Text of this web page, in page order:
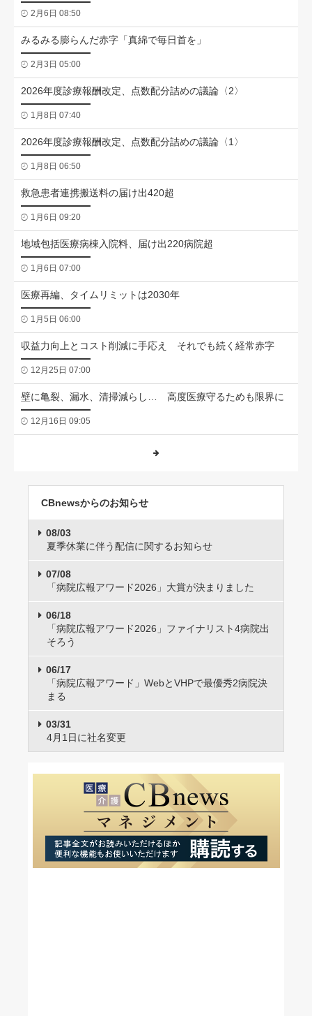
2月6日 08:50
みるみる膨らんだ赤字「真綿で毎日首を」
2月3日 05:00
2026年度診療報酬改定、点数配分詰めの議論〈2〉
1月8日 07:40
2026年度診療報酬改定、点数配分詰めの議論〈1〉
1月8日 06:50
救急患者連携搬送料の届け出420超
1月6日 09:20
地域包括医療病棟入院料、届け出220病院超
1月6日 07:00
医療再編、タイムリミットは2030年
1月5日 06:00
収益力向上とコスト削減に手応え それでも続く経常赤字
12月25日 07:00
壁に亀裂、漏水、清掃減らし… 高度医療守るためも限界に
12月16日 09:05
CBnewsからのお知らせ
08/03
夏季休業に伴う配信に関するお知らせ
07/08
「病院広報アワード2026」大賞が決まりました
06/18
「病院広報アワード2026」ファイナリスト4病院出
そろう
06/17
「病院広報アワード」WebとVHPで最優秀2病院決
まる
03/31
4月1日に社名変更